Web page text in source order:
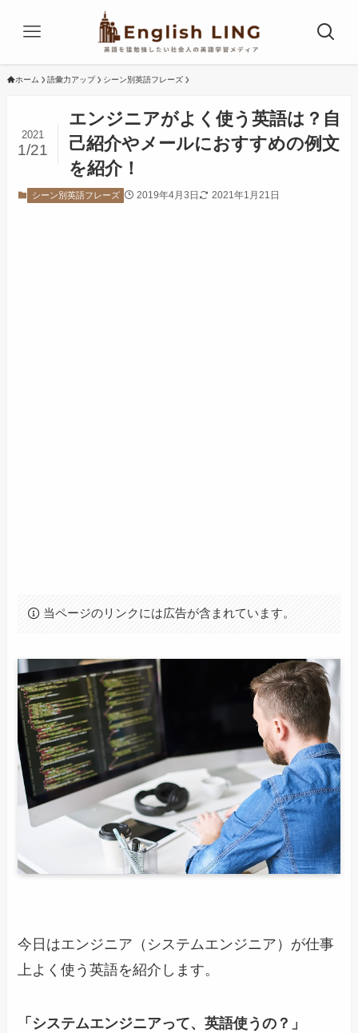
ホーム 語彙力アップ シーン別英語フレーズ
エンジニアがよく使う英語は？自
己紹介やメールにおすすめの例文
を紹介！
2021
1/21
シーン別英語フレーズ 2019年4月3日 2021年1月21日
当ページのリンクには広告が含まれています。
今日はエンジニア（システムエンジニア）が仕事
上よく使う英語を紹介します。
「システムエンジニアって、英語使うの？」